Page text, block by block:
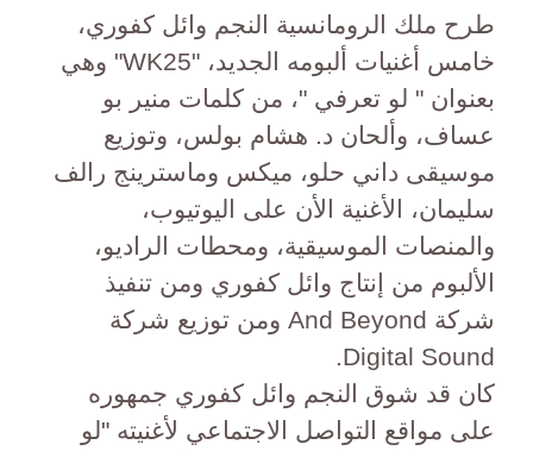
طرح ملك الرومانسية النجم وائل كفوري،
خامس أغنيات ألبومه الجديد، "WK25" وهي
بعنوان " لو تعرفي "، من كلمات منير بو
عساف، وألحان د. هشام بولس، وتوزيع
موسيقى داني حلو، ميكس وماسترينج رالف
سليمان، الأغنية الأن على اليوتيوب،
والمنصات الموسيقية، ومحطات الراديو،
الألبوم من إنتاج وائل كفوري ومن تنفيذ
شركة And Beyond ومن توزيع شركة
Digital Sound.
كان قد شوق النجم وائل كفوري جمهوره
على مواقع التواصل الاجتماعي لأغنيته "لو